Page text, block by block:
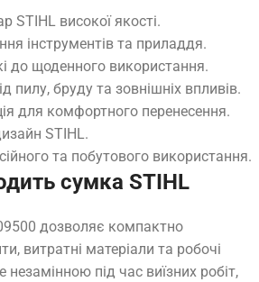
STIHL високої якості.
інструментів та приладдя.
до щоденного використання.
пилу, бруду та зовнішніх впливів.
для комфортного перенесення.
STIHL.
та побутового використання.
сумка STIHL
дозволяє компактно
витратні матеріали та робочі
незамінною під час виїзних робіт,